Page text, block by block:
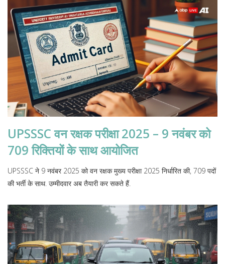
UPSSSC वन रक्षक परीक्षा 2025 – 9 नवंबर को
709 रिक्तियों के साथ आयोजित
UPSSSC ने 9 नवंबर 2025 को वन रक्षक मुख्य परीक्षा 2025 निर्धारित की, 709 पदों
की भर्ती के साथ. उम्मीदवार अब तैयारी कर सकते हैं.